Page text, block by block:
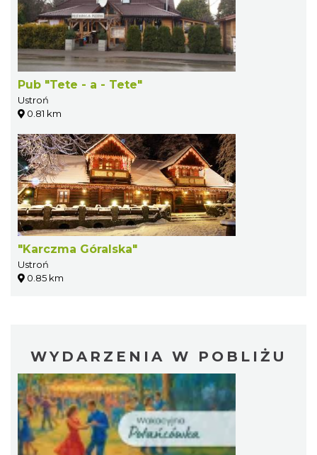
Pub "Tete - a - Tete"
Ustroń
0.81 km
"Karczma Góralska"
Ustroń
0.85 km
WYDARZENIA W POBLIŻU